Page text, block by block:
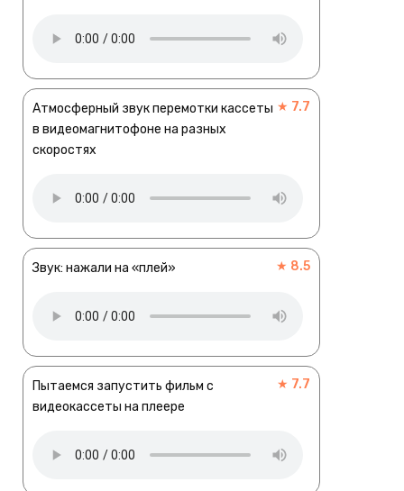
Атмосферный звук перемотки кассеты
в видеомагнитофоне на разных
скоростях
★ 7.7
Звук: нажали на «плей» ★ 8.5
Пытаемся запустить фильм с
видеокассеты на плеере
★ 7.7